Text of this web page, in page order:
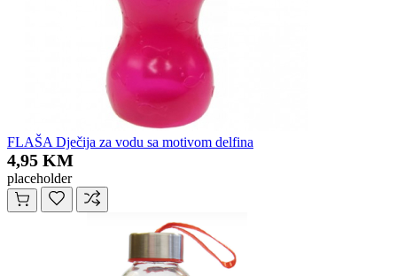
FLAŠA Dječija za vodu sa motivom delfina
4,95 KM
placeholder